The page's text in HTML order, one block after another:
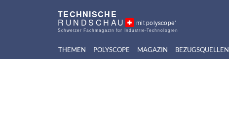
TECHNISCHE
RUNDSCHAU mit polyscope'
Schweizer Fachmagazin für Industrie-Technologien
THEMEN POLYSCOPE MAGAZIN BEZUGSQUELLEN